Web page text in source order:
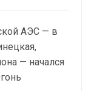
АЭС — в
— начался